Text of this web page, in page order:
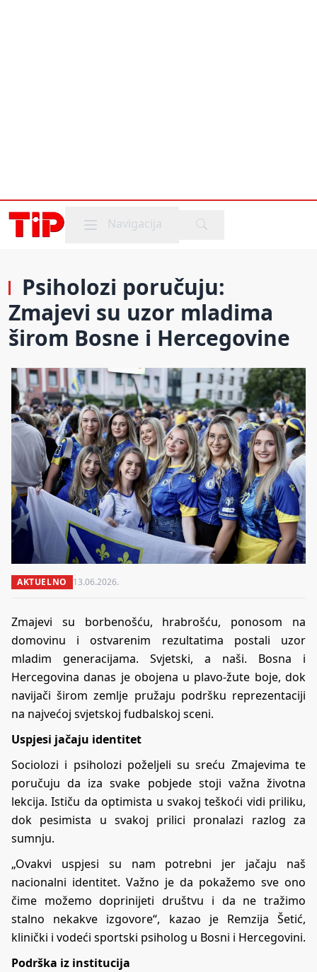
Mobile menu
Navigacija
Psiholozi poručuju:
Zmajevi su uzor mladima
širom Bosne i Hercegovine
AKTUELNO 13.06.2026.
Zmajevi su borbenošću, hrabrošću, ponosom na
domovinu i ostvarenim rezultatima postali uzor
mladim generacijama. Svjetski, a naši. Bosna i
Hercegovina danas je obojena u plavo-žute boje, dok
navijači širom zemlje pružaju podršku reprezentaciji
na najvećoj svjetskoj fudbalskoj sceni.
Uspjesi jačaju identitet
Sociolozi i psiholozi poželjeli su sreću Zmajevima te
poručuju da iza svake pobjede stoji važna životna
lekcija. Ističu da optimista u svakoj teškoći vidi priliku,
dok pesimista u svakoj prilici pronalazi razlog za
sumnju.
„Ovakvi uspjesi su nam potrebni jer jačaju naš
nacionalni identitet. Važno je da pokažemo sve ono
čime možemo doprinijeti društvu i da ne tražimo
stalno nekakve izgovore“, kazao je Remzija Šetić,
klinički i vodeći sportski psiholog u Bosni i Hercegovini.
Podrška iz institucija